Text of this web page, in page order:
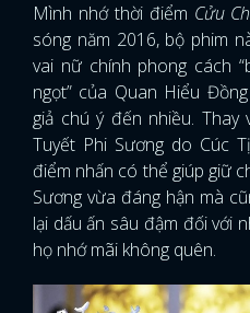
Mình nhớ thời điểm Cửu
sóng năm 2016, bộ phim
vai nữ chính phong cách
ngọt” của Quan Hiểu
giả chú ý đến nhiều.
Tuyết Phi Sương do Cúc
điểm nhấn có thể giúp giữ
Sương vừa đáng hận mà
lại dấu ấn sâu đậm đối với
họ nhớ mãi không quên.